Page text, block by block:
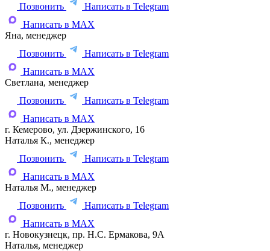
Позвонить
Написать в Telegram
Написать в MAX
Яна, менеджер
Позвонить
Написать в Telegram
Написать в MAX
Светлана, менеджер
Позвонить
Написать в Telegram
Написать в MAX
г. Кемерово, ул. Дзержинского, 16
Наталья К., менеджер
Позвонить
Написать в Telegram
Написать в MAX
Наталья М., менеджер
Позвонить
Написать в Telegram
Написать в MAX
г. Новокузнецк, пр. Н.С. Ермакова, 9А
Наталья, менеджер